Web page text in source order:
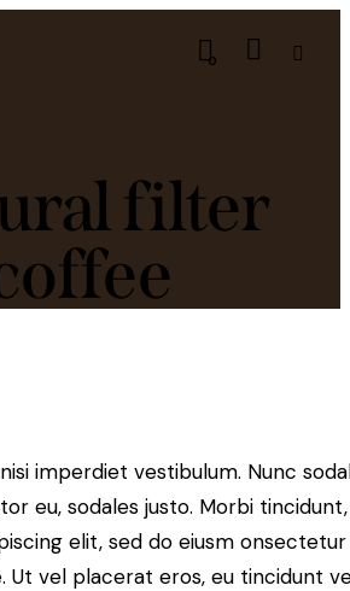
0
filter
imperdiet vestibulum. Nunc
eu, sodales justo. Morbi
elit, sed do eiusm
Ut vel placerat eros, eu tincidunt